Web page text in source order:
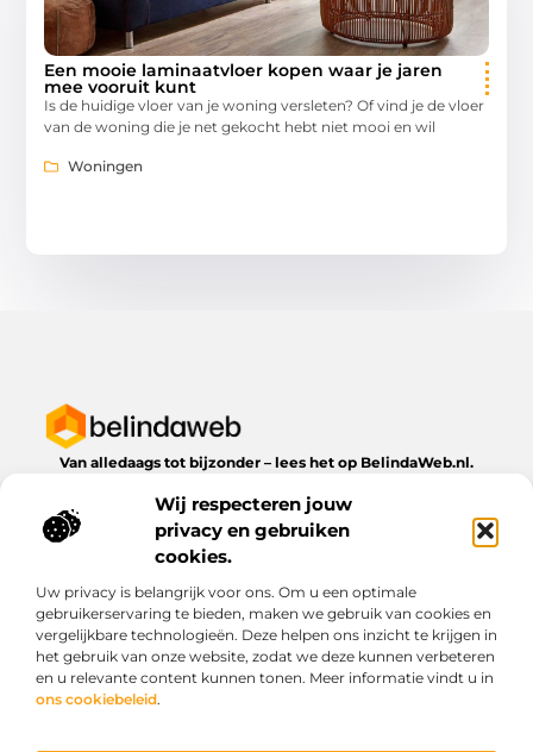
Wij respecteren jouw
privacy en gebruiken
cookies.
Uw privacy is belangrijk voor ons. Om u een optimale
gebruikerservaring te bieden, maken we gebruik van cookies en
vergelijkbare technologieën. Deze helpen ons inzicht te krijgen in
het gebruik van onze website, zodat we deze kunnen verbeteren
en u relevante content kunnen tonen. Meer informatie vindt u in
ons cookiebeleid.
Een mooie laminaatvloer kopen waar je jaren
mee vooruit kunt
Is de huidige vloer van je woning versleten? Of vind je de vloer
van de woning die je net gekocht hebt niet mooi en wil
Woningen
Van alledaags tot bijzonder – lees het op BelindaWeb.nl.
dagelijks leven te bieden heeft.
Bericht categorie
Onze informatie